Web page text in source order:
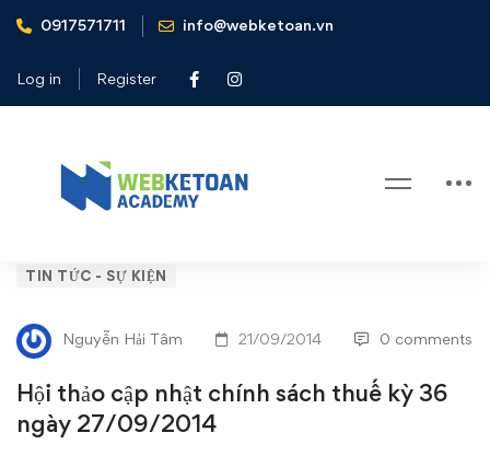
0917571711 info@webketoan.vn
Log in Register
Home
Tin tức - Sự kiện
Hội
thảo
cập
nhật
TIN TỨC - SỰ KIỆN
Nguyễn Hải Tâm 21/09/2014 0 comments
Hội thảo cập nhật chính sách thuế kỳ 36
ngày 27/09/2014